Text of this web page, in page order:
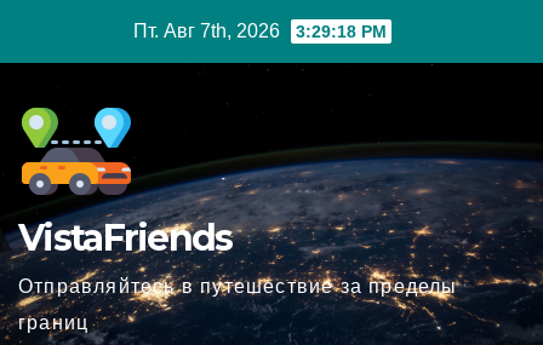
Пт. Авг 7th, 2026 3:29:20 PM
VistaFriends
Отправляйтесь в путешествие за пределы
границ